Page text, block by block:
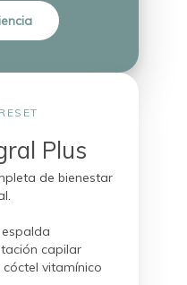
Plus
de bienestar
capilar
vitamínico